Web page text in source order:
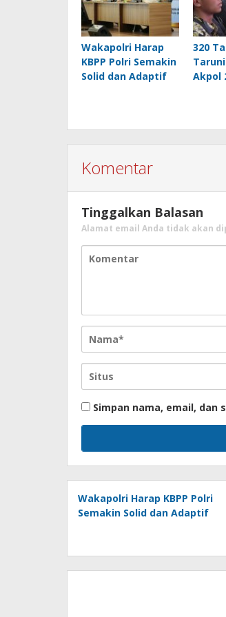
Wakapolri Harap
KBPP Polri Semakin
Solid dan Adaptif
320
Akpol
Komentar
Tinggalkan Balasan
Alamat email Anda tidak akan
Simpan nama, email,
Wakapolri Harap KBPP Polri
Semakin Solid dan Adaptif